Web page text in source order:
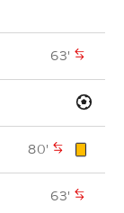
63'
80'
63'